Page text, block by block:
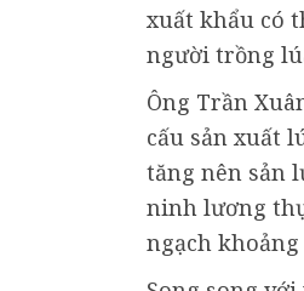
xuất khẩu có
người trồng
Ông Trần
cấu sản xuất
tăng nên sản
ninh lương
ngạch khoảng